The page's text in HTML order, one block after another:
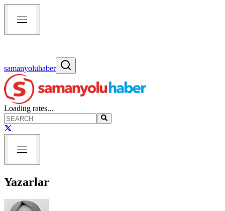
samanyoluhaber
Loading rates...
Yazarlar